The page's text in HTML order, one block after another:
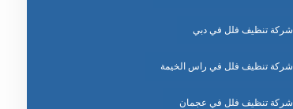
شركة تنظيف فلل في دبي
شركة تنظيف فلل في راس الخيمة
شركة تنظيف فلل في عجمان